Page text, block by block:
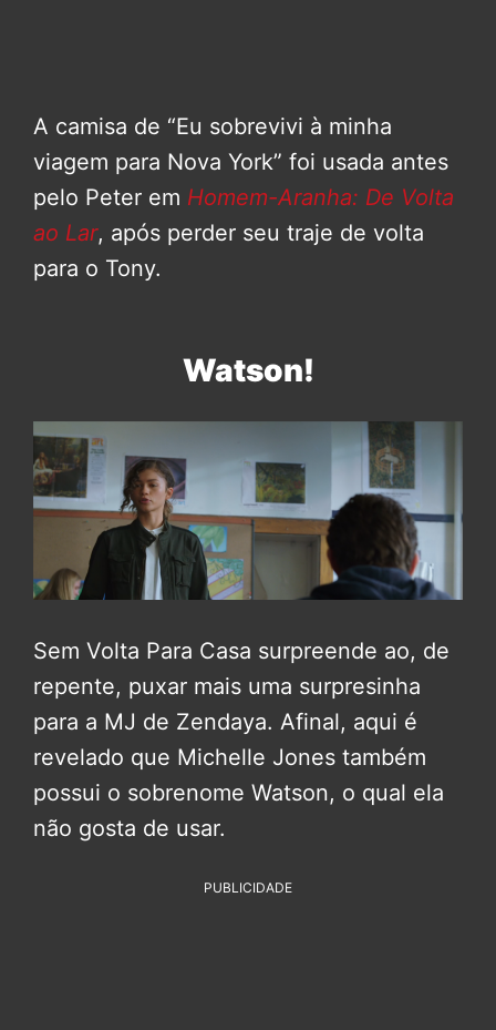
A camisa de “Eu sobrevivi à minha
viagem para Nova York” foi usada antes
pelo Peter em Homem-Aranha: De Volta
ao Lar, após perder seu traje de volta
para o Tony.
Watson!
Sem Volta Para Casa surpreende ao, de
repente, puxar mais uma surpresinha
para a MJ de Zendaya. Afinal, aqui é
revelado que Michelle Jones também
possui o sobrenome Watson, o qual ela
não gosta de usar.
PUBLICIDADE